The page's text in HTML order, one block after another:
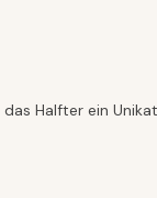
Halfter ein